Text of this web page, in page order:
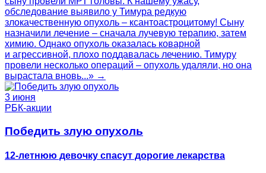
обследование выявило у Тимура редкую
злокачественную опухоль – ксантоастроцитому! Сыну
назначили лечение – сначала лучевую терапию, затем
химию. Однако опухоль оказалась коварной
и агрессивной, плохо поддавалась лечению. Тимуру
провели несколько операций – опухоль удаляли, но она
вырастала вновь...» →
3 июня
РБК-акции
Победить злую опухоль
12-летнюю девочку спасут дорогие лекарства